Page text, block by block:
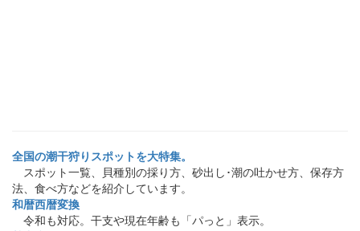
全国の潮干狩りスポットを大特集。
スポット一覧、貝種別の採り方、砂出し･潮の吐かせ方、保存方
法、食べ方などを紹介しています。
和暦西暦変換
令和も対応。干支や現在年齢も「パっと」表示。